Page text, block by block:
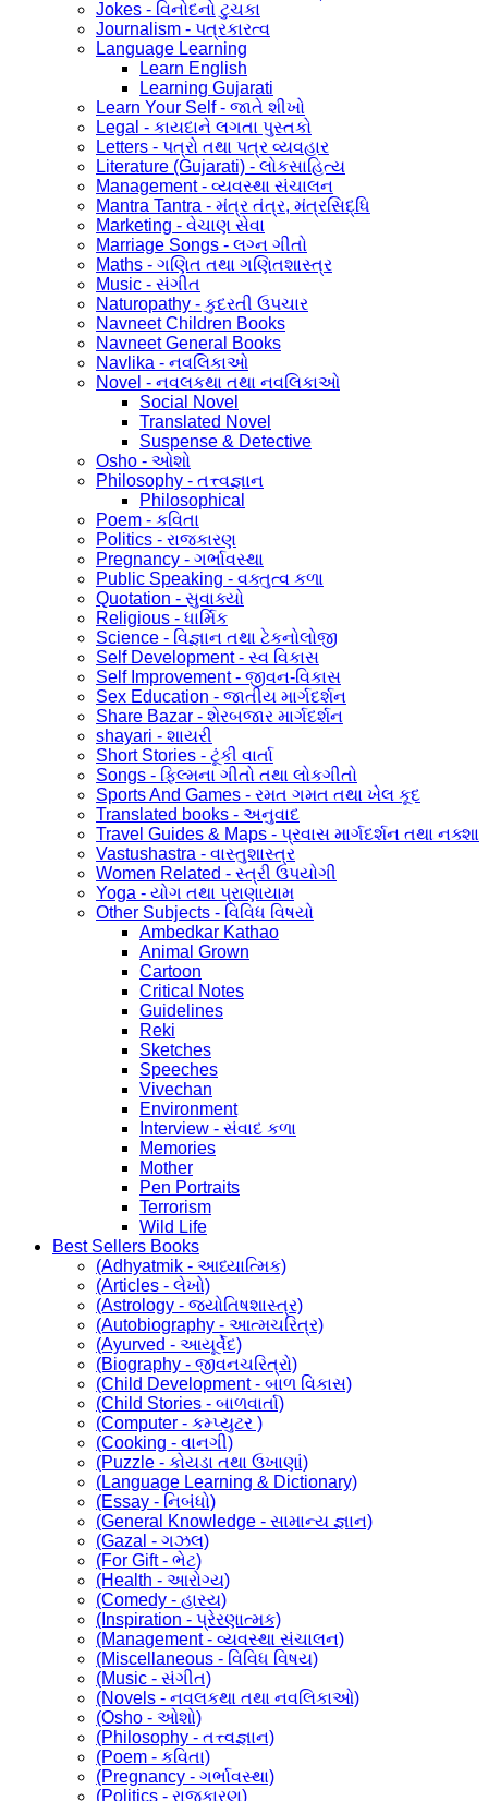
Jokes - વિનોદનો ટુચકા
Journalism - પત્રકારત્વ
Language Learning
Learn English
Learning Gujarati
Learn Your Self - જાતે શીખો
Legal - કાયદાને લગતા પુસ્તકો
Letters - પત્રો તથા પત્ર વ્યવહાર
Literature (Gujarati) - લોકસાહિત્ય
Management - વ્યવસ્થા સંચાલન
Mantra Tantra - મંત્ર તંત્ર, મંત્રસિદ્ધિ
Marketing - વેચાણ સેવા
Marriage Songs - લગ્ન ગીતો
Maths - ગણિત તથા ગણિતશાસ્ત્ર
Music - સંગીત
Naturopathy - કુદરતી ઉપચાર
Navneet Children Books
Navneet General Books
Navlika - નવલિકાઓ
Novel - નવલકથા તથા નવલિકાઓ
Social Novel
Translated Novel
Suspense & Detective
Osho - ઓશો
Philosophy - તત્ત્વજ્ઞાન
Philosophical
Poem - કવિતા
Politics - રાજકારણ
Pregnancy - ગર્ભાવસ્થા
Public Speaking - વક્તુત્વ કળા
Quotation - સુવાક્યો
Religious - ધાર્મિક
Science - વિજ્ઞાન તથા ટેકનોલોજી
Self Development - સ્વ વિકાસ
Self Improvement - જીવન-વિકાસ
Sex Education - જાતીય માર્ગદર્શન
Share Bazar - શેરબજાર માર્ગદર્શન
shayari - શાયરી
Short Stories - ટૂંકી વાર્તા
Songs - ફિલ્મના ગીતો તથા લોકગીતો
Sports And Games - રમત ગમત તથા ખેલ કૂદ
Translated books - અનુવાદ
Travel Guides & Maps - પ્રવાસ માર્ગદર્શન તથા નક્શા
Vastushastra - વાસ્તુશાસ્ત્ર
Women Related - સ્ત્રી ઉપયોગી
Yoga - યોગ તથા પ્રાણાયામ
Other Subjects - વિવિધ વિષયો
Ambedkar Kathao
Animal Grown
Cartoon
Critical Notes
Guidelines
Reki
Sketches
Speeches
Vivechan
Environment
Interview - સંવાદ કળા
Memories
Mother
Pen Portraits
Terrorism
Wild Life
Best Sellers Books
(Adhyatmik - આધ્યાત્મિક)
(Articles - લેખો)
(Astrology - જ્યોતિષશાસ્ત્ર)
(Autobiography - આત્મચરિત્ર)
(Ayurved - આયૂર્વેદ)
(Biography - જીવનચરિત્રો)
(Child Development - બાળ વિકાસ)
(Child Stories - બાળવાર્તા)
(Computer - કમ્પ્યુટર )
(Cooking - વાનગી)
(Puzzle - કોયડા તથા ઉખાણાં)
(Language Learning & Dictionary)
(Essay - નિબંધો)
(General Knowledge - સામાન્ય જ્ઞાન)
(Gazal - ગઝલ)
(For Gift - ભેટ)
(Health - આરોગ્ય)
(Comedy - હાસ્ય)
(Inspiration - પ્રેરણાત્મક)
(Management - વ્યવસ્થા સંચાલન)
(Miscellaneous - વિવિધ વિષય)
(Music - સંગીત)
(Novels - નવલકથા તથા નવલિકાઓ)
(Osho - ઓશો)
(Philosophy - તત્ત્વજ્ઞાન)
(Poem - કવિતા)
(Pregnancy - ગર્ભાવસ્થા)
(Politics - રાજકારણ)